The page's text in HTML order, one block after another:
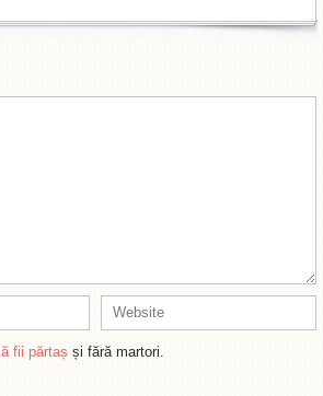
fii părtaș și fără martori.